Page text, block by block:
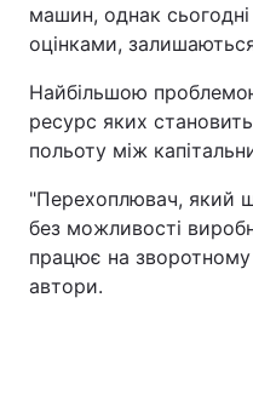
машин, однак
оцінками,
Найбільшою
ресурс яких
польоту між
"Перехоплювач, який
без можливості
працює на зворотному
автори.